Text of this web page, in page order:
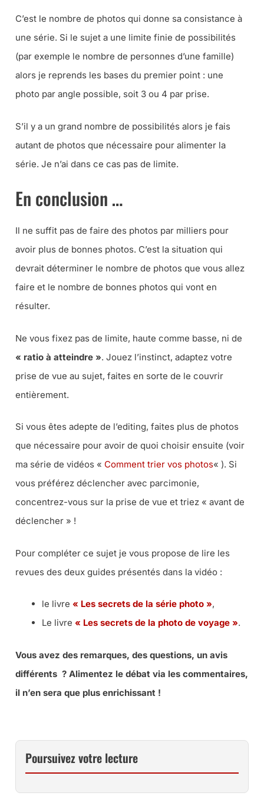
C’est le nombre de photos qui donne sa consistance à
une série. Si le sujet a une limite finie de possibilités
(par exemple le nombre de personnes d’une famille)
alors je reprends les bases du premier point : une
photo par angle possible, soit 3 ou 4 par prise.
S’il y a un grand nombre de possibilités alors je fais
autant de photos que nécessaire pour alimenter la
série. Je n’ai dans ce cas pas de limite.
En conclusion …
Il ne suffit pas de faire des photos par milliers pour
avoir plus de bonnes photos. C’est la situation qui
devrait déterminer le nombre de photos que vous allez
faire et le nombre de bonnes photos qui vont en
résulter.
Ne vous fixez pas de limite, haute comme basse, ni de
« ratio à atteindre ». Jouez l’instinct, adaptez votre
prise de vue au sujet, faites en sorte de le couvrir
entièrement.
Si vous êtes adepte de l’editing, faites plus de photos
que nécessaire pour avoir de quoi choisir ensuite (voir
ma série de vidéos « Comment trier vos photos« ). Si
vous préférez déclencher avec parcimonie,
concentrez-vous sur la prise de vue et triez « avant de
déclencher » !
Pour compléter ce sujet je vous propose de lire les
revues des deux guides présentés dans la vidéo :
le livre « Les secrets de la série photo »,
Le livre « Les secrets de la photo de voyage ».
Vous avez des remarques, des questions, un avis
différents ? Alimentez le débat via les commentaires,
il n’en sera que plus enrichissant !
Poursuivez votre lecture